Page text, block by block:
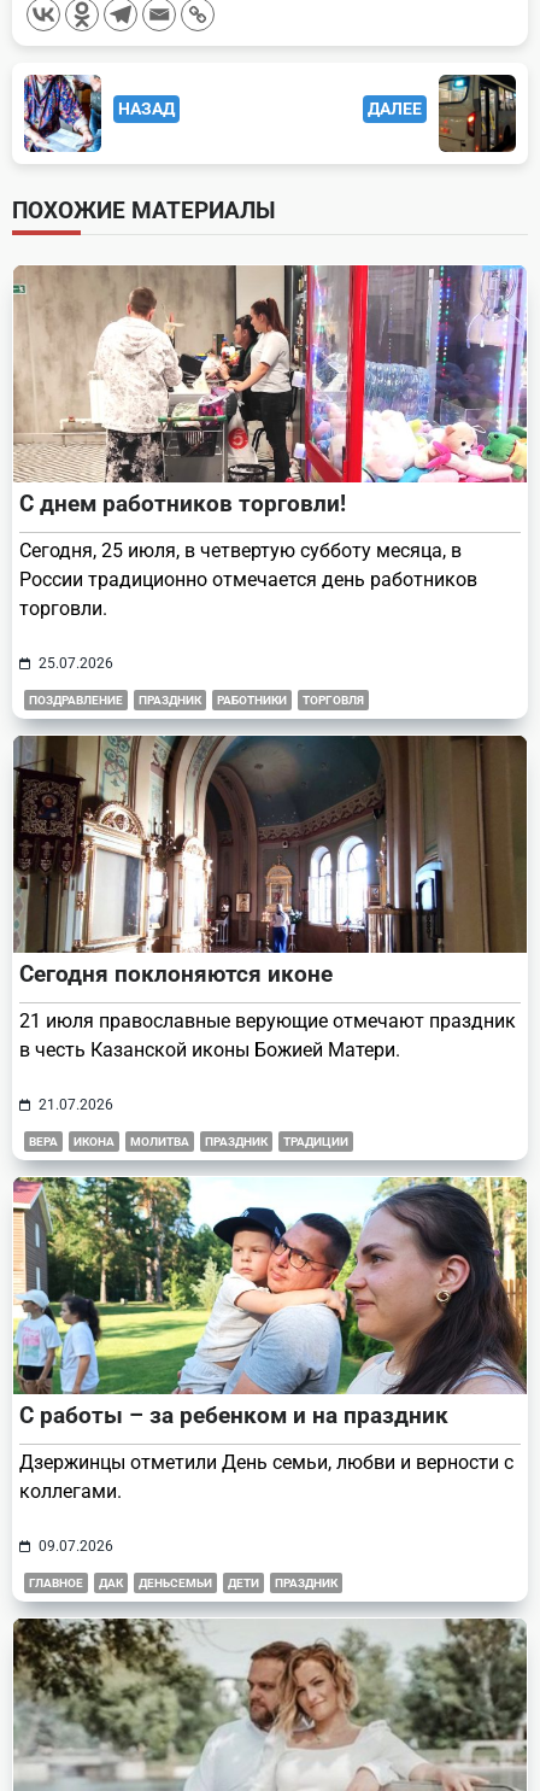
<span
class="nav-
subtitle
screen-
reader-
text">Page</span>
НАЗАД ДАЛЕЕ
ПОХОЖИЕ МАТЕРИАЛЫ
С днем работников торговли!
Сегодня, 25 июля, в четвертую субботу месяца, в
России традиционно отмечается день работников
торговли.
25.07.2026
ПОЗДРАВЛЕНИЕ ПРАЗДНИК РАБОТНИКИ ТОРГОВЛЯ
Сегодня поклоняются иконе
21 июля православные верующие отмечают праздник
в честь Казанской иконы Божией Матери.
21.07.2026
ВЕРА ИКОНА МОЛИТВА ПРАЗДНИК ТРАДИЦИИ
С работы – за ребенком и на праздник
Дзержинцы отметили День семьи, любви и верности с
коллегами.
09.07.2026
ГЛАВНОЕ ДАК ДЕНЬСЕМЬИ ДЕТИ ПРАЗДНИК